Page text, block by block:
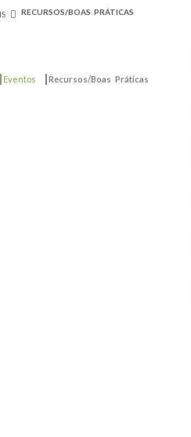
RECURSOS/BOAS PRÁTICAS
| Eventos |Recursos/Boas Práticas